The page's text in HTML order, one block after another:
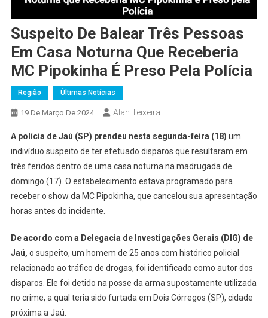
Suspeito De Balear Três Pessoas
Em Casa Noturna Que Receberia
MC Pipokinha É Preso Pela Polícia
Região Últimas Notícias
19 De Março De 2024 Alan Teixeira
A polícia de Jaú (SP) prendeu nesta segunda-feira (18) um
indivíduo suspeito de ter efetuado disparos que resultaram em
três feridos dentro de uma casa noturna na madrugada de
domingo (17). O estabelecimento estava programado para
receber o show da MC Pipokinha, que cancelou sua apresentação
horas antes do incidente.
De acordo com a Delegacia de Investigações Gerais (DIG) de
Jaú, o suspeito, um homem de 25 anos com histórico policial
relacionado ao tráfico de drogas, foi identificado como autor dos
disparos. Ele foi detido na posse da arma supostamente utilizada
no crime, a qual teria sido furtada em Dois Córregos (SP), cidade
próxima a Jaú.